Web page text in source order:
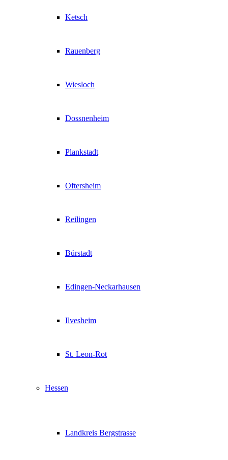
Ketsch
Rauenberg
Wiesloch
Dossnenheim
Plankstadt
Oftersheim
Reilingen
Bürstadt
Edingen-Neckarhausen
Ilvesheim
St. Leon-Rot
Hessen
Landkreis Bergstrasse